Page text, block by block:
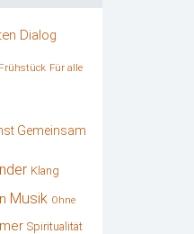
Dialog
Frühstück Für alle
Gemeinsam
Klang
Musik Ohne
Spiritualität